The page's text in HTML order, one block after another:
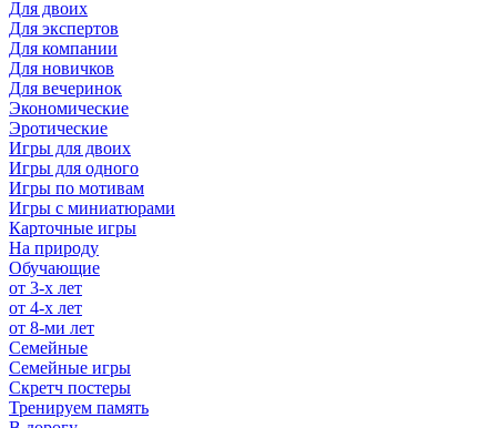
Для двоих
Для экспертов
Для компании
Для новичков
Для вечеринок
Экономические
Эротические
Игры для двоих
Игры для одного
Игры по мотивам
Игры с миниатюрами
Карточные игры
На природу
Обучающие
от 3-х лет
от 4-х лет
от 8-ми лет
Семейные
Семейные игры
Скретч постеры
Тренируем память